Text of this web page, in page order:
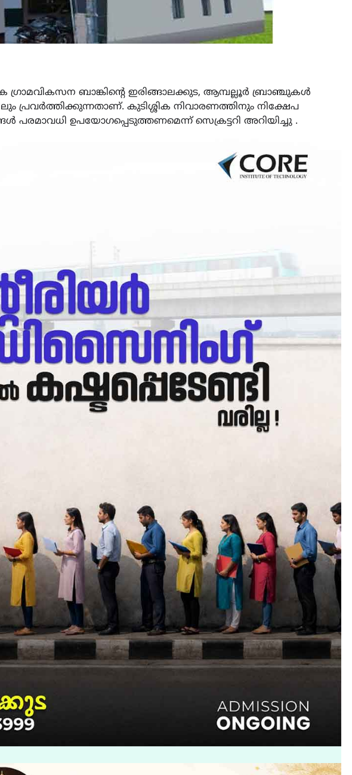
ബാങ്കിൻ്റെ ഇരിങ്ങാലക്കുട, ആമ്പല്ലൂർ ബ്രാഞ്ചുകൾ
പ്രവർത്തിക്കുന്നതാണ്. കുടിശ്ശിക നിവാരണത്തിനും നിക്ഷേപ
ഉപയോഗപ്പെടുത്തണമെന്ന് സെക്രട്ടറി അറിയിച്ചു .
LATEST LITERATURE
സർഗ്ഗസാഹിതി-
കവിതാസംഗമം 2026 കവിതാ
ചർച്ച കാട്ടൂർ, ടി. കെ. ബാലൻ
ഹാളിൽ 16ന്
August 6, 2026